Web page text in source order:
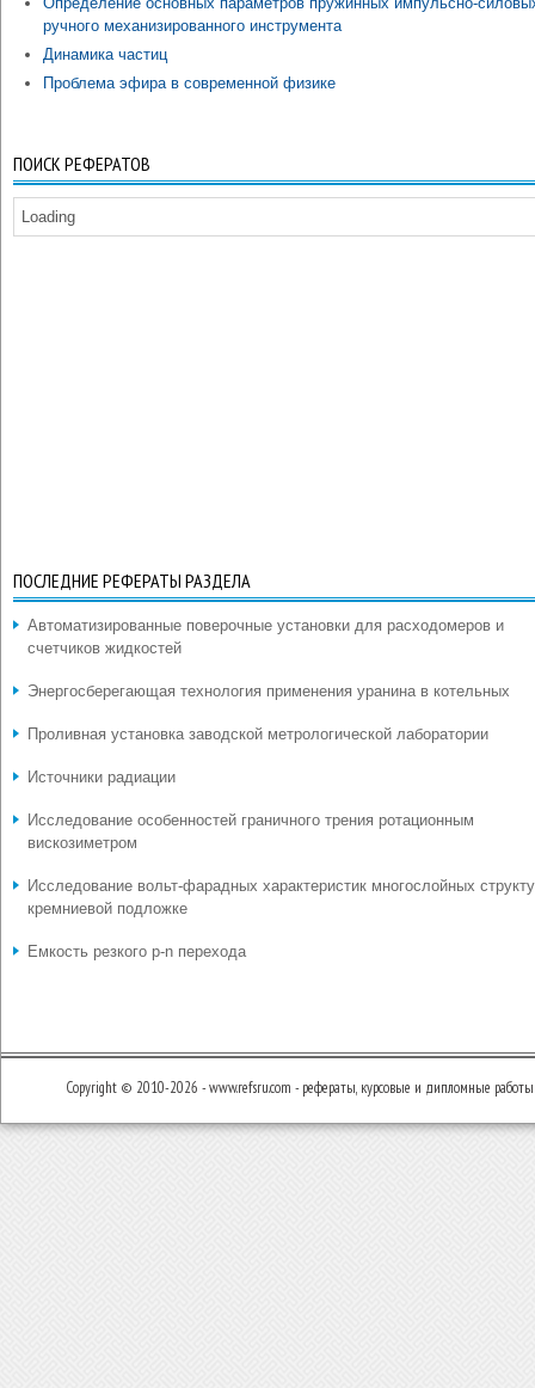
ручного механизированного инструмента
Динамика частиц
Проблема эфира в современной физике
ПОИСК РЕФЕРАТОВ
Loading
ПОСЛЕДНИЕ РЕФЕРАТЫ РАЗДЕЛА
Автоматизированные поверочные установки для расходомеров и
счетчиков жидкостей
Энергосберегающая технология применения уранина в котельных
Проливная установка заводской метрологической лаборатории
Источники радиации
Исследование особенностей граничного трения ротационным
вискозиметром
Исследование вольт-фарадных характеристик многослойных
кремниевой подложке
Емкость резкого p-n перехода
Copyright © 2010-2026 - www.refsru.com - рефераты, курсовые и дипломные работы